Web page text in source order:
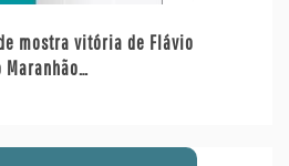
mostra vitória de Flávio
Maranhão…